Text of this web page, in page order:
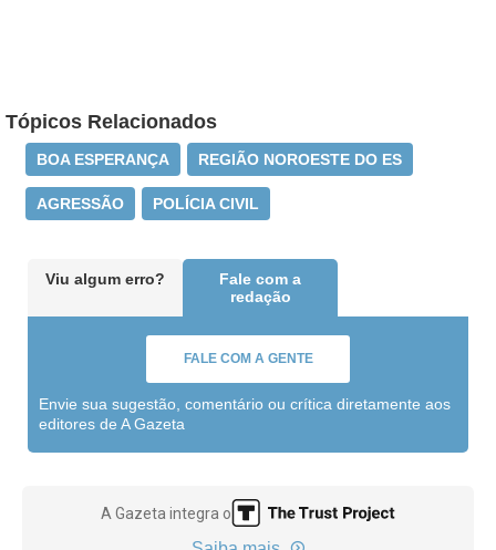
Tópicos Relacionados
BOA ESPERANÇA REGIÃO NOROESTE DO ES
AGRESSÃO POLÍCIA CIVIL
Viu algum erro?
Fale com a
redação
FALE COM A GENTE
Envie sua sugestão, comentário ou crítica diretamente aos
editores de A Gazeta
A Gazeta integra o